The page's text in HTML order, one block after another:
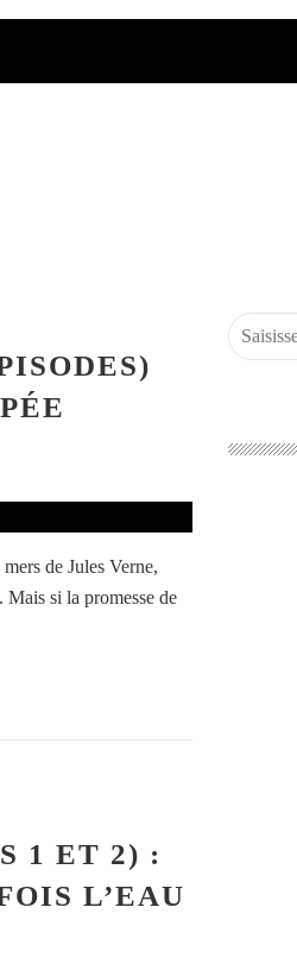
de Jules Verne,
Mais si la promesse de
1 ET 2) :
L’EAU